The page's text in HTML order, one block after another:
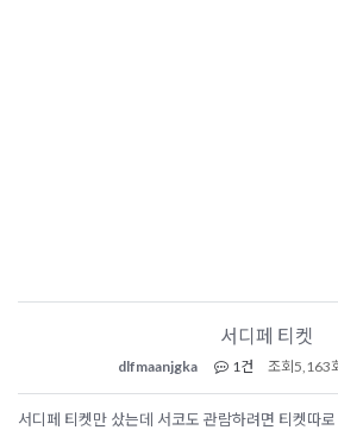
서디페 티켓
dlfmaanjgka 1건 조회 5,163
서디페 티켓만 샀는데 서코도 관람하려면 티켓따